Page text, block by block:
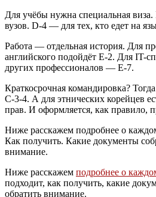
Для учёбы нужна специальная
вузов. D-4 — для тех, кто едет на
Работа — отдельная история. Для
английского подойдёт E-2. Для IT-
других профессионалов — E-7.
Краткосрочная командировка?
C-3-4. А для этнических корейцев
прав. И оформляется, как правило,
Ниже расскажем подробнее о
Как получить. Какие документы
внимание.
Ниже расскажем подробнее о
подходит, как получить, какие
обратить внимание.